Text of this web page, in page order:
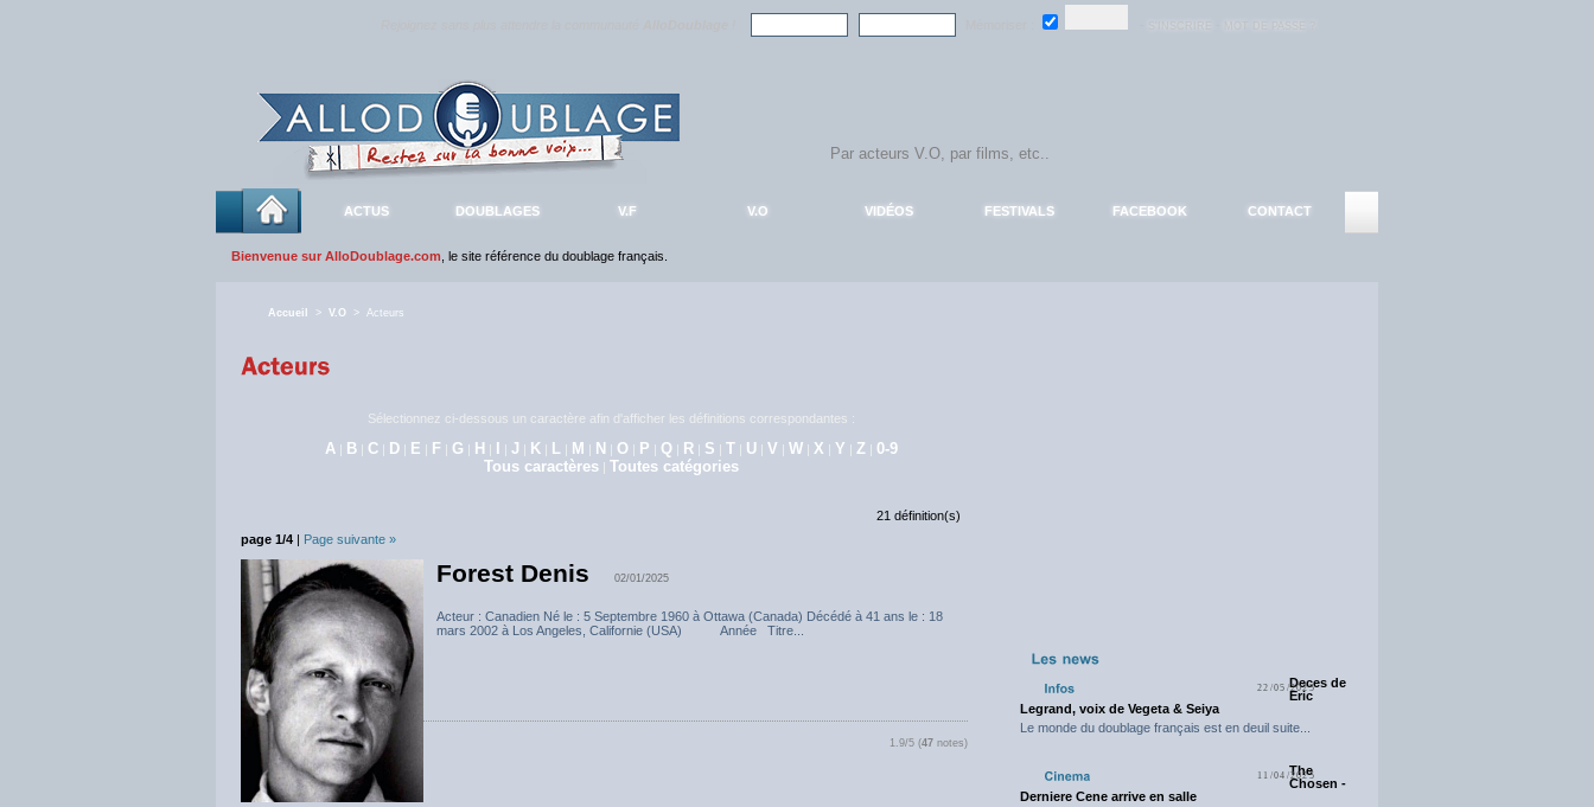
ACTUS DOUBLAGES V.F V.O VIDÉOS FESTIVALS FACEBOOK CONTACT
Bienvenue sur AlloDoublage.com , le site référence du doublage français.
Accueil > V.O > Acteurs
Sélectionnez ci-dessous un caractère afin d'afficher les définitions correspondantes :
A | B | C | D | E | F | G | H | I |J | K | L | M | N | O | P | Q | R | S | T | U | V |W | X | Y | Z |0-9
Tous caractères | Toutes catégories
21 définition(s)
page 1/4 | Page suivante »
Forest Denis 02/01/2025
Acteur : Canadien Né le : 5 Septembre 1960 à Ottawa (Canada) Décédé à 41 ans le : 18
mars 2002 à Los Angeles, Californie (USA) Année Titre...
1.9/5 (47notes)
22/05/2025Deces de
Eric
Legrand, voix de Vegeta & Seiya
Le monde du doublage français est en deuil suite...
11/04/2025
The
Chosen -
Derniere Cene arrive en salle